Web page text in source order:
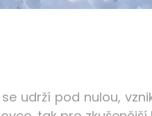
udrží pod nulou,